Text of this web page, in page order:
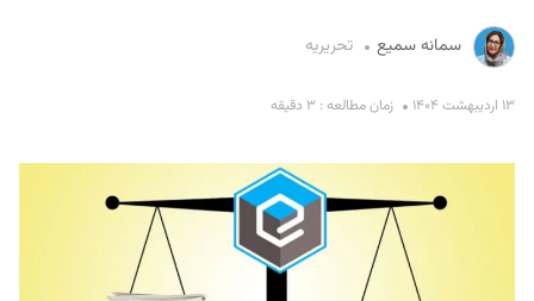
سمانه سمیع تحریریه
۱۳ اردیبهشت ۱۴۰۴ زمان مطالعه : ۳ دقیقه